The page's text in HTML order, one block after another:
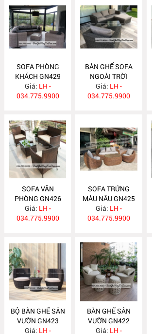
SOFA PHÒNG
KHÁCH GN429
Giá: LH -
034.775.9900
BÀN GHẾ SOFA
NGOÀI TRỜI
GN428
Giá: LH -
034.775.9900
SOFA VĂN
PHÒNG GN426
Giá: LH -
034.775.9900
SOFA TRỨNG
MÀU NÂU GN425
Giá: LH -
034.775.9900
BỘ BÀN GHẾ SÂN
VƯỜN GN423
Giá: LH -
BÀN GHẾ SÂN
VƯỜN GN422
Giá: LH -